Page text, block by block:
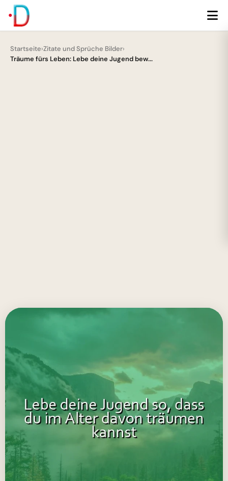
Startseite›Zitate und Sprüche Bilder›
Träume fürs Leben: Lebe deine Jugend bew...